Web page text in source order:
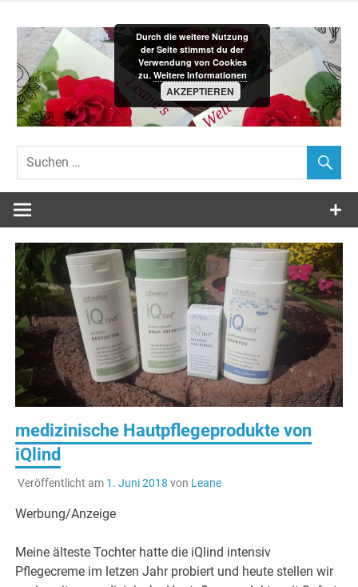
Inhalt
springen
Leane´s-
Welt
medizinische Hautpflegeprodukte von
iQlind
Veröffentlicht am 1. Juni 2018 von Leane
Werbung/Anzeige
Meine älteste Tochter hatte die iQlind intensiv
Pflegecreme im letzen Jahr probiert und heute stellen wir
Durch die weitere Nutzung
der Seite stimmst du der
Verwendung von Cookies
zu. Weitere Informationen
AKZEPTIEREN